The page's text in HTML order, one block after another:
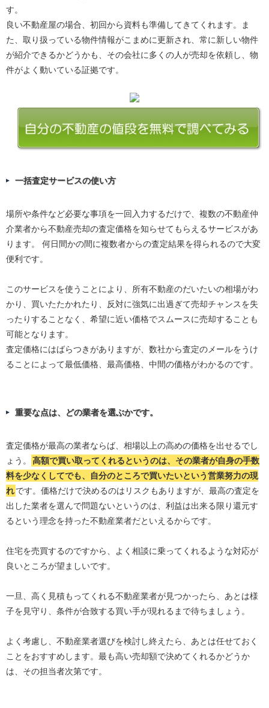
す。
良い不動産屋の場合、初回から資料も準備してきてくれます。ま
た、取り扱っている物件情報がこまめに更新され、常に新しい物件
が紹介できるかどうかも、その会社に多くの人が売却を依頼し、物
件がよく動いている証拠です。
一括査定サービスの使い方
場所や条件など必要な事項を一回入力するだけで、複数の不動産仲
介業者から不動産売却の査定価格を知らせてもらえるサービスがあ
ります。 何日間かの間に複数者からの査定結果を得られるので大変
便利です。
このサービスを使うことにより、所有不動産のだいたいの相場がわ
かり、買いたたかれたり、反対に強気に出過ぎて売却チャンスを失
ったりすることなく、希望に近い価格でスムースに売却することも
可能となります。
査定価格にはばらつきがありますが、数社から査定のメールをうけ
ることによって最低価格、最高価格、中間の価格がわかるのです。
重要な点は、どの業者を選ぶかです。
査定価格が最高の業者ならば、相場以上の高めの価格を出せるでし
ょう。
高額で買い取ってくれるというのは、その業者が自身の手数
料を少なくしてでも、自分のところで買いたいという営業努力の現
れです。価格だけで決めるのはリスクもありますが、最高の査定を
出した業者を選んで問題ないというのは、利益は出来る限り還元す
るという理念を持った不動産業者だといえるからです。
住宅を売買するのですから、よく相談に乗ってくれるような対応が
良いところが望ましいです。
一旦、高く見積もってくれる不動産業者が見つかったら、あとは様
子を見守り、条件が合致する買い手が現れるまで待ちましょう。
よく考慮し、不動産業者選びを検討し終えたら、あとは任せておく
ことをおすすめします。最も高い売却額で決めてくれるかどうか
は、その担当者次第です。